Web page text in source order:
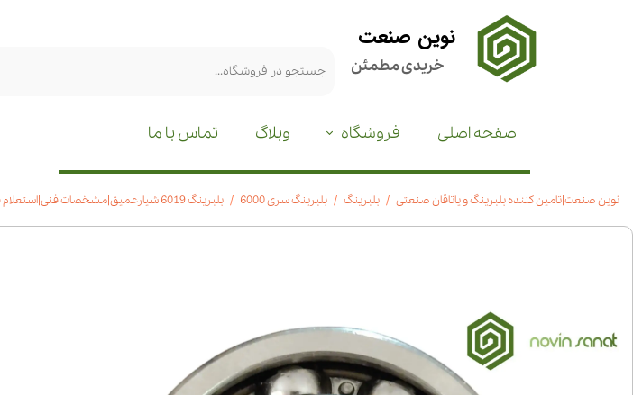
نوین صنعت
خریدی مطمئن
صفحه اصلی فروشگاه وبلاگ تماس با ما
نوین صنعت|تامین کننده بلبرینگ و یاتاقان صنعتی بلبرینگ بلبرینگ سری 6000 بلبرینگ 6019 شیارعمیق|مشخصات فنی|استعلام قیمت